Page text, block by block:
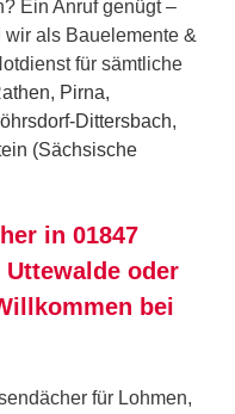
Ein Anruf genügt –
als Bauelemente &
für sämtliche
, Pirna,
Dittersbach,
(Sächsische
in 01847
Uttewalde oder
bei
für Lohmen,